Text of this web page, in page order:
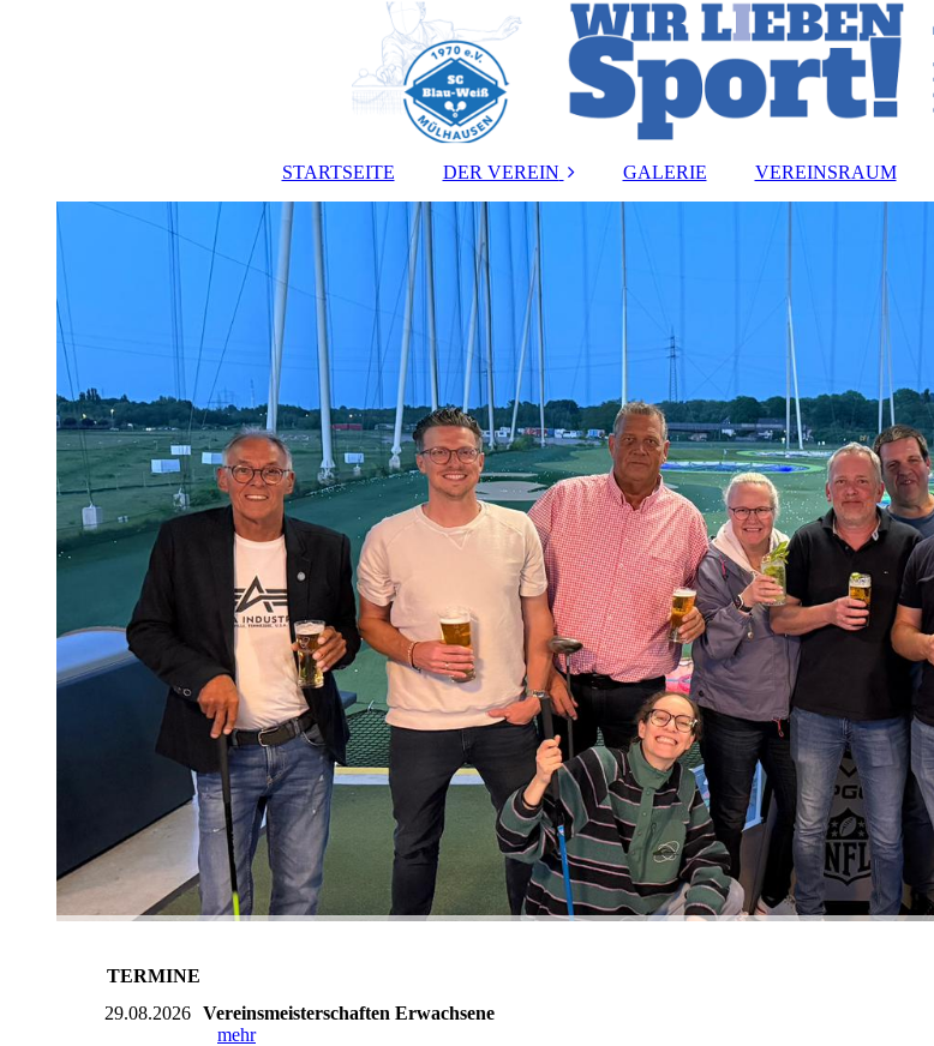
STARTSEITE DER VEREIN
Vorstand
Satzung
Jugendordnung
Anmeldeformular
Kontakt
GALERIE VEREINSRAUM
TERMINE
29.08.2026 Vereinsmeisterschaften Erwachsene
mehr